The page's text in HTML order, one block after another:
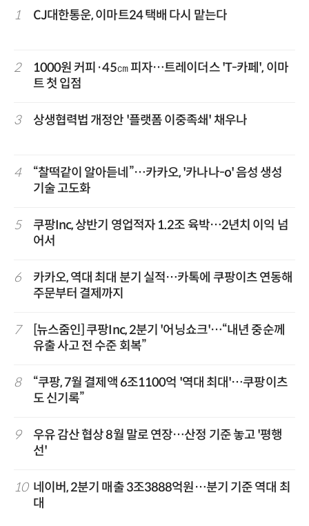
1 CJ대한통운, 이마트24 택배 다시 맡는다
2
1000원 커피·45㎝ 피자…트레이더스 'T-카페', 이마
트 첫 입점
3 상생협력법 개정안 '플랫폼 이중족쇄' 채우나
4
“찰떡같이 알아듣네”…카카오, '카나나-o' 음성 생성
기술 고도화
5
쿠팡Inc, 상반기 영업적자 1.2조 육박…2년치 이익 넘
어서
6
카카오, 역대 최대 분기 실적…카톡에 쿠팡이츠 연동해
주문부터 결제까지
7
[뉴스줌인] 쿠팡Inc, 2분기 '어닝쇼크'…“내년 중순께
유출 사고 전 수준 회복”
8
“쿠팡, 7월 결제액 6조1100억 '역대 최대'…쿠팡이츠
도 신기록”
9
우유 감산 협상 8월 말로 연장…산정 기준 놓고 '평행
선'
10 네이버, 2분기 매출 3조3888억원…분기 기준 역대 최
대